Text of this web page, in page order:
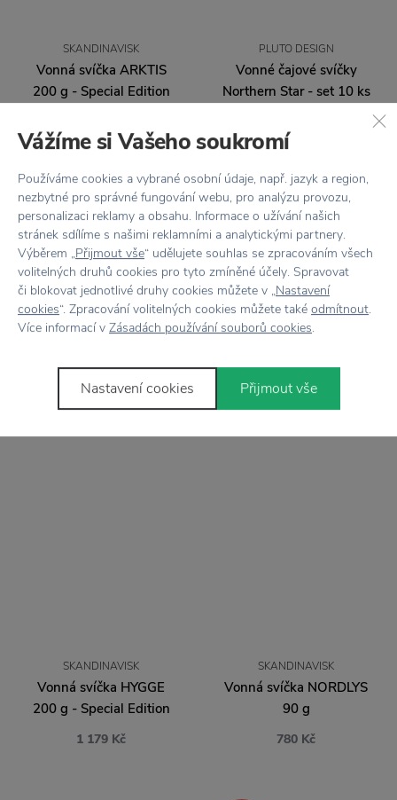
SKANDINAVISK
Vonná svíčka ARKTIS
200 g - Special Edition
PLUTO DESIGN
Vonné čajové svíčky
Northern Star - set 10 ks
Dárková sada vonných
Vonná svíčka OY 200 g
1 179 Kč
SKANDINAVISK
Vonná svíčka HYGGE
200 g - Special Edition
1 179 Kč
SKANDINAVISK
Vonná svíčka NORDLYS
90 g
780 Kč
Vážíme si Vašeho soukromí
Používáme cookies a vybrané osobní údaje, např. jazyk a region,
nezbytné pro správné fungování webu, pro analýzu provozu,
personalizaci reklamy a obsahu. Informace o užívání našich
stránek sdílíme s našimi reklamními a analytickými partnery.
Výběrem „Přijmout vše“ udělujete souhlas se zpracováním všech
volitelných druhů cookies pro tyto zmíněné účely. Spravovat
či blokovat jednotlivé druhy cookies můžete v „Nastavení
cookies“. Zpracování volitelných cookies můžete také odmítnout.
Více informací v Zásadách používání souborů cookies.
Nastavení cookies Přijmout vše